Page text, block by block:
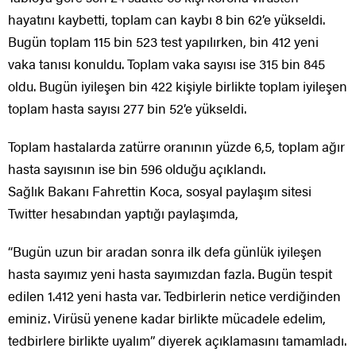
hayatını kaybetti, toplam can kaybı 8 bin 62’e yükseldi.
Bugün toplam 115 bin 523 test yapılırken, bin 412 yeni
vaka tanısı konuldu. Toplam vaka sayısı ise 315 bin 845
oldu. Bugün iyileşen bin 422 kişiyle birlikte toplam iyileşen
toplam hasta sayısı 277 bin 52’e yükseldi.
Toplam hastalarda zatürre oranının yüzde 6,5, toplam ağır
hasta sayısının ise bin 596 olduğu açıklandı.
Sağlık Bakanı Fahrettin Koca, sosyal paylaşım sitesi
Twitter hesabından yaptığı paylaşımda,
“Bugün uzun bir aradan sonra ilk defa günlük iyileşen
hasta sayımız yeni hasta sayımızdan fazla. Bugün tespit
edilen 1.412 yeni hasta var. Tedbirlerin netice verdiğinden
eminiz. Virüsü yenene kadar birlikte mücadele edelim,
tedbirlere birlikte uyalım” diyerek açıklamasını tamamladı.